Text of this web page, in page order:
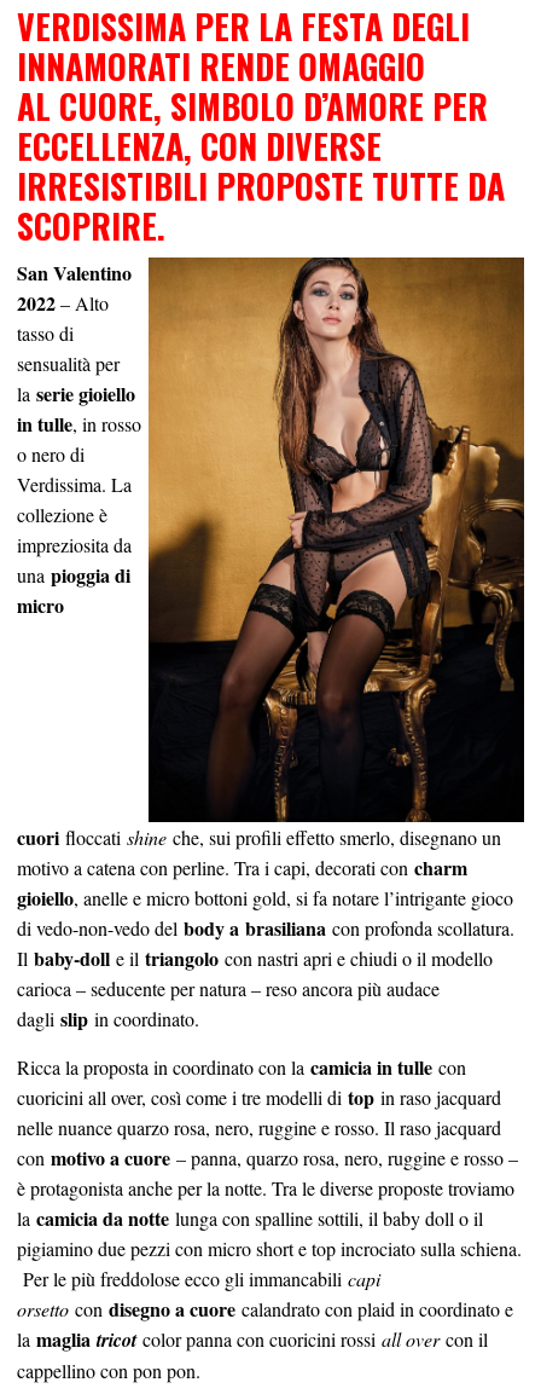
VERDISSIMA PER LA FESTA DEGLI
INNAMORATI RENDE OMAGGIO
AL CUORE, SIMBOLO D’AMORE PER
ECCELLENZA, CON DIVERSE
IRRESISTIBILI PROPOSTE TUTTE DA
SCOPRIRE.
San Valentino
2022– Alto
tasso di
sensualità per
la serie gioiello
in tulle, in rosso
o nero di
Verdissima. La
collezione è
impreziosita da
una pioggia di
micro
cuori floccati shine che, sui profili effetto smerlo, disegnano un
motivo a catena con perline. Tra i capi, decorati con charm
gioiello, anelle e micro bottoni gold, si fa notare l’intrigante gioco
di vedo-non-vedo del body a brasiliana con profonda scollatura.
Il baby-doll e il triangolo con nastri apri e chiudi o il modello
carioca – seducente per natura – reso ancora più audace
dagli slip in coordinato.
Ricca la proposta in coordinato con la camicia in tulle con
cuoricini all over, così come i tre modelli di top in raso jacquard
nelle nuance quarzo rosa, nero, ruggine e rosso. Il raso jacquard
con motivo a cuore – panna, quarzo rosa, nero, ruggine e rosso –
è protagonista anche per la notte. Tra le diverse proposte troviamo
la camicia da notte lunga con spalline sottili, il baby doll o il
pigiamino due pezzi con micro short e top incrociato sulla schiena.
Per le più freddolose ecco gli immancabili capi
orsetto con disegno a cuore calandrato con plaid in coordinato e
la magliatricotcolor panna con cuoricini rossi all overcon il
cappellino con pon pon.